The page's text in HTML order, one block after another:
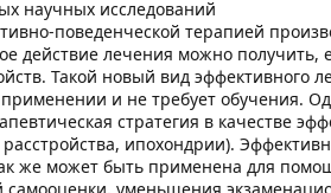
научных исследований
поведенческой терапией
лечения можно получить,
Такой новый вид эффективного
и не требует обучения.
стратегия в качестве
ипохондрии).
же может быть применена для
уменьшения